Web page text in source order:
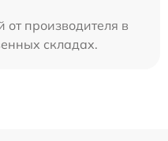
от производителя в
складах.